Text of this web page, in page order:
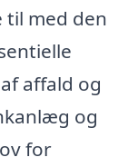
med den
affald og
og
for